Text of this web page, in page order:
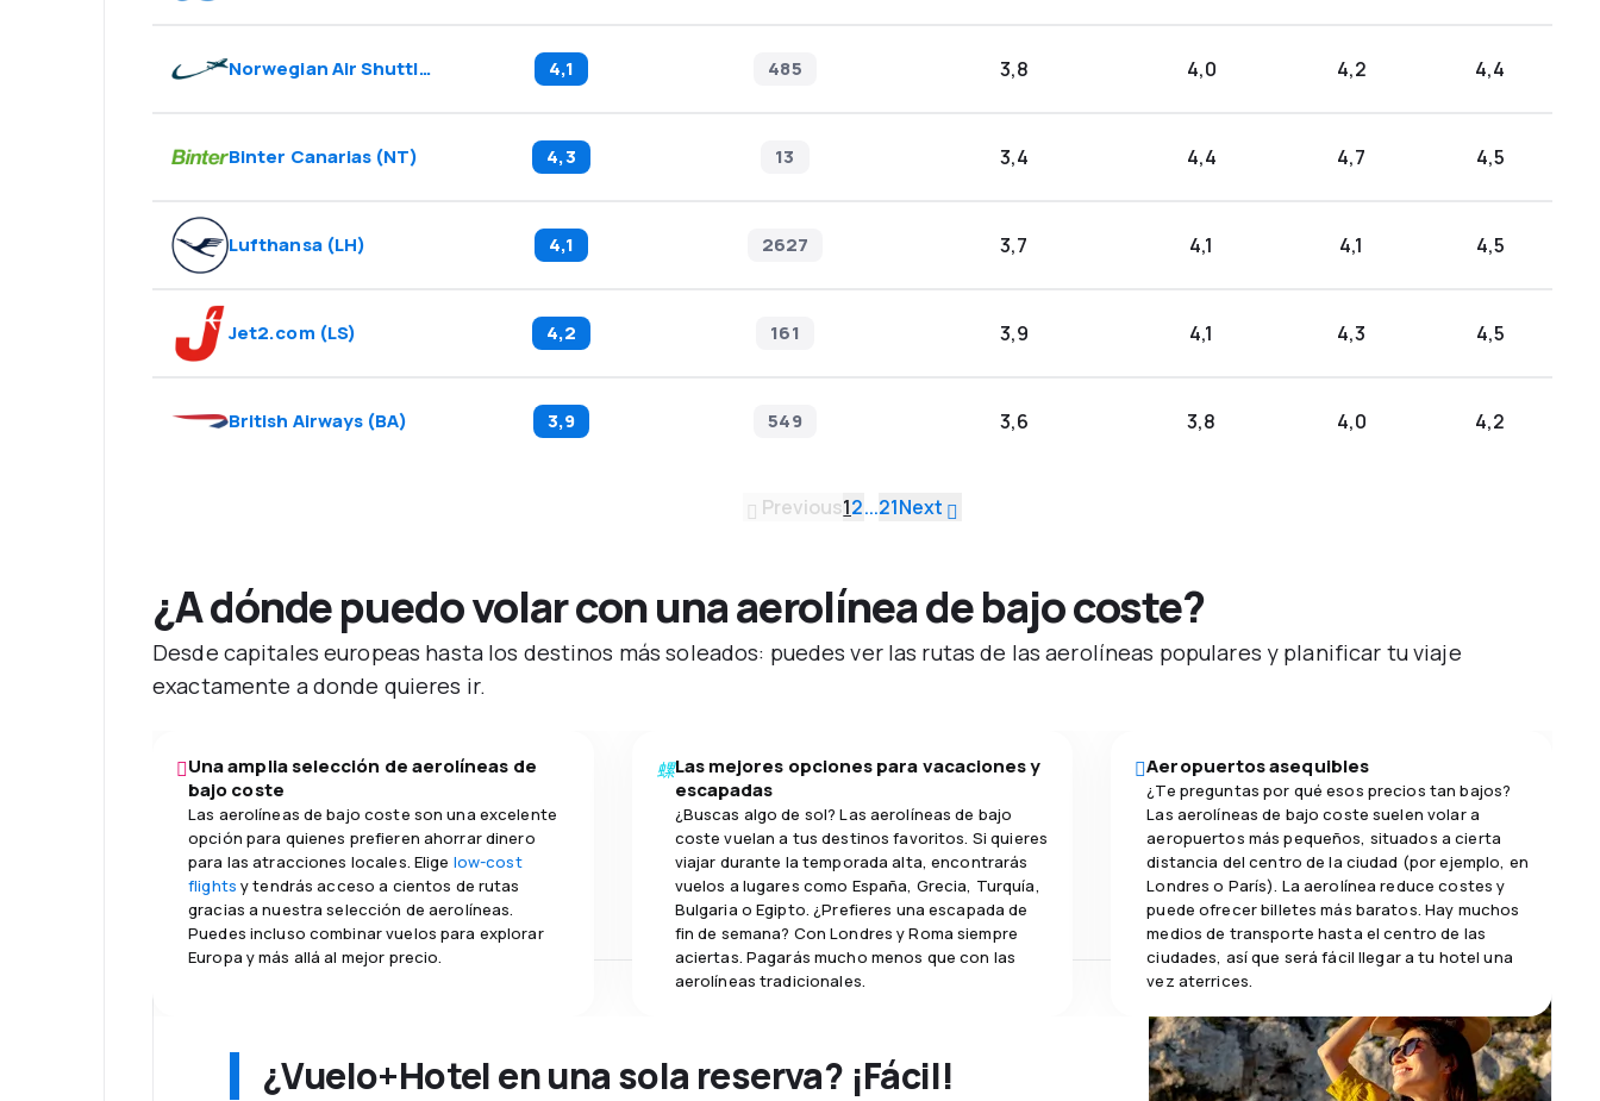
Norwegian Air Shuttle( 4,1 485 3,8 4,0 4,2 4,4
Binter Canarias (NT) 4,3 13 3,4 4,4 4,7 4,5
Lufthansa(LH) 4,1 2627 3,7 4,1 4,1 4,5
Jet2.com (LS) 4,2 161 3,9 4,1 4,3 4,5
British Airways (BA) 3,9 549 3,6 3,8 4,0 4,2
Previous12...21Next
¿A dónde puedo volar con una aerolínea de bajo coste?
Desde capitales europeas hasta los destinos más soleados: puedes ver las rutas de las aerolíneas populares y planificar tu viaje
exactamente a donde quieres ir.
Una amplia selección de aerolíneas de
bajo coste
Las aerolíneas de bajo coste son una excelente
opción para quienes prefieren ahorrar dinero
para las atracciones locales. Elige low-cost
flights y tendrás acceso a cientos de rutas
gracias a nuestra selección de aerolíneas.
Puedes incluso combinar vuelos para explorar
Europa y más allá al mejor precio.
Las mejores opciones para vacaciones y
escapadas
¿Buscas algo de sol? Las aerolíneas de bajo
coste vuelan a tus destinos favoritos. Si quieres
viajar durante la temporada alta, encontrarás
vuelos a lugares como España, Grecia, Turquía,
Bulgaria o Egipto. ¿Prefieres una escapada de
fin de semana? Con Londres y Roma siempre
aciertas. Pagarás mucho menos que con las
aerolíneas tradicionales.
Aeropuertos asequibles
¿Te preguntas por qué esos precios tan bajos?
Las aerolíneas de bajo coste suelen volar a
aeropuertos más pequeños, situados a cierta
distancia del centro de la ciudad (por ejemplo, en
Londres o París). La aerolínea reduce costes y
puede ofrecer billetes más baratos. Hay muchos
medios de transporte hasta el centro de las
ciudades, así que será fácil llegar a tu hotel una
vez aterrices.
¿Vuelo+Hotel en una sola reserva? ¡Fácil!